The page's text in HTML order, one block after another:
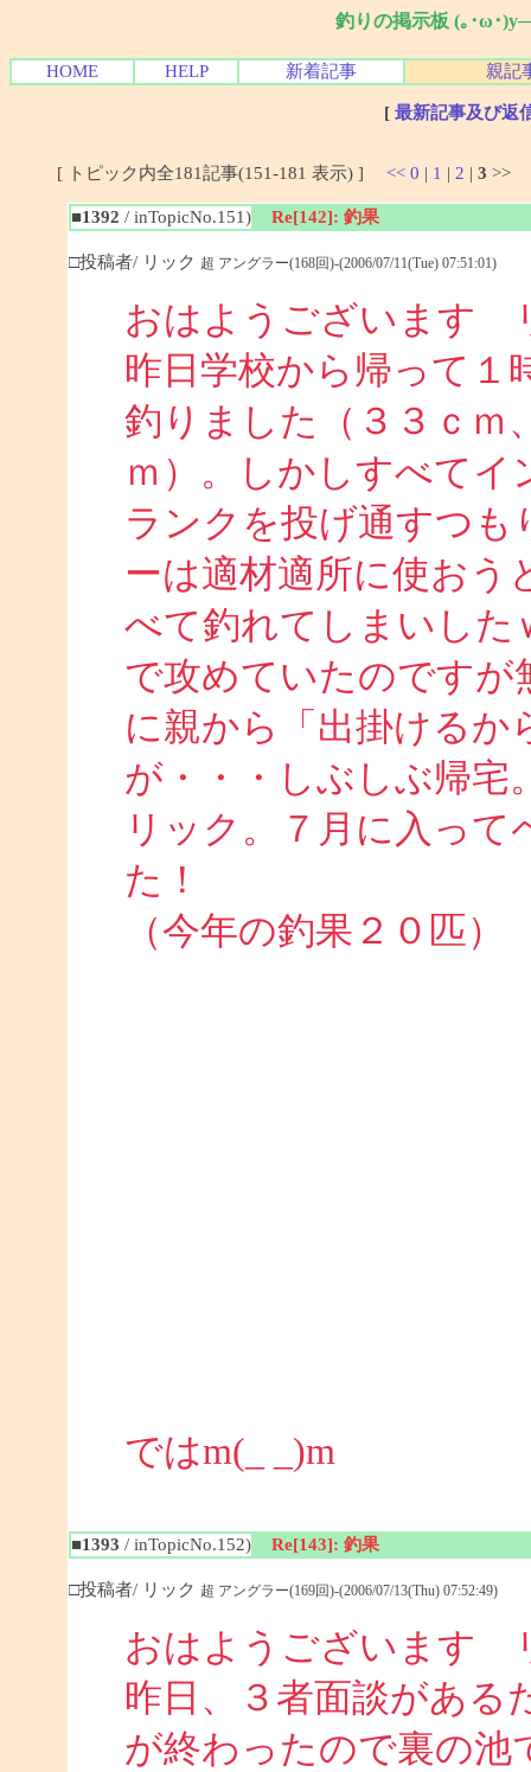
釣りの掲示板 (｡･ω･
HOME HELP 新着記事 親記
[ 最新記事及び返
[ トピック内全181記事(151-181 表示) ] << 0 | 1 | 2 | 3 >>
■1392 / inTopicNo.151) Re[142]: 釣果
□投稿者/ リック 超 アングラー(168回)-(2006/07/11(Tue) 07:51:01)
おはようございます
昨日学校から帰って１
釣りました（３３ｃｍ
ｍ）。しかしすべて
ランクを投げ通すつ
ーは適材適所に使おう
べて釣れてしまいした
で攻めていたのですが
に親から「出掛けるか
が・・・しぶしぶ帰宅
リック。７月に入っ
た！
（今年の釣果２０匹）
ではm(_ _)m
■1393 / inTopicNo.152) Re[143]: 釣果
□投稿者/ リック 超 アングラー(169回)-(2006/07/13(Thu) 07:52:49)
おはようございます
昨日、３者面談がある
が終わったので裏の池